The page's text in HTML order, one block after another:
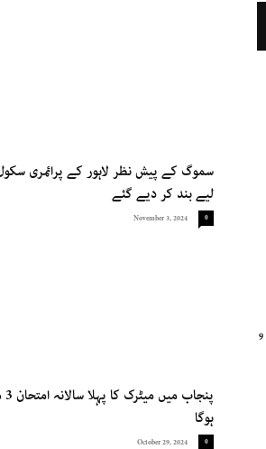
سموگ کے پیش نظر لاہور کے پرائمری
لیے بند کر دیے گئے
November 3, 2024 0
ہوگا
October 29, 2024 0
سوات میں پولیس اسٹیشن کے قریب خود کش دھماکا، 9